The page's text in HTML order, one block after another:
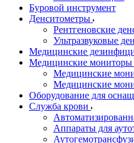
Буровой инструмент
Денситометры
Рентгеновские
Ультразвуковые
Медицинские
Медицинские мониторы
Медицинские
Медицинские
Оборудование для
Служба крови
Аппараты для